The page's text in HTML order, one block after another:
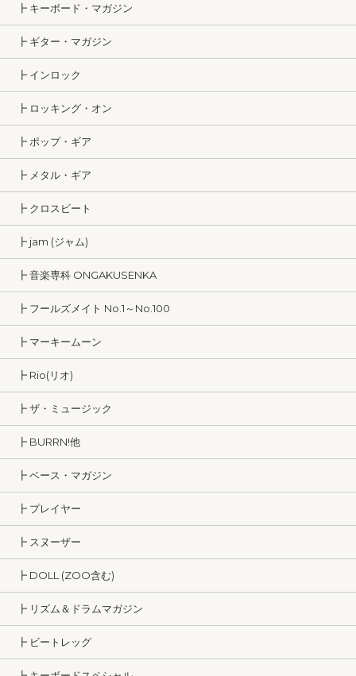
┣ キーボード・マガジン
┣ ギター・マガジン
┣ インロック
┣ ロッキング・オン
┣ ポップ・ギア
┣ メタル・ギア
┣ クロスビート
┣ jam (ジャム)
┣ 音楽専科 ONGAKUSENKA
┣ フールズメイト No.1～No.100
┣ マーキームーン
┣ Rio(リオ)
┣ ザ・ミュージック
┣ BURRN!他
┣ ベース・マガジン
┣ プレイヤー
┣ スヌーザー
┣ DOLL (ZOO含む)
┣ リズム＆ドラムマガジン
┣ ビートレッグ